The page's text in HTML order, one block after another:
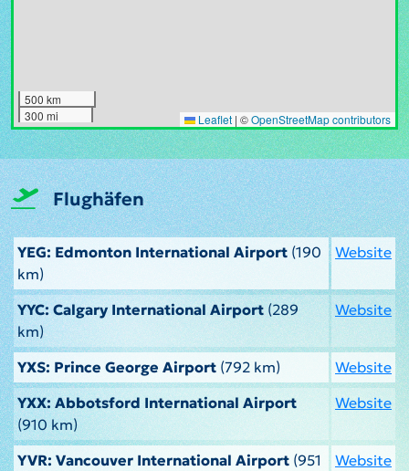
500 km
300 mi
Leaflet | ©OpenStreetMap contributors
Flughäfen
YEG: Edmonton International Airport (190
km)
Website
YYC: Calgary International Airport(289
km)
Website
YXS: Prince George Airport (792 km)
Website
YXX: Abbotsford International Airport
(910 km)
Website
YVR: Vancouver International Airport (951
Website